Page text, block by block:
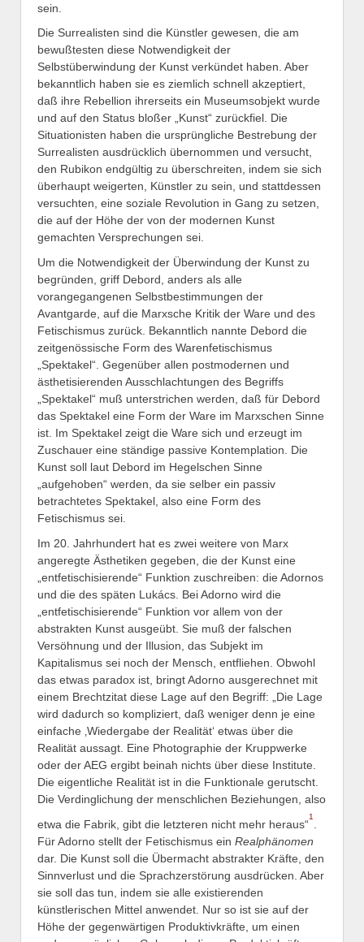
sein.
Die Surrealisten sind die Künstler gewesen, die am
bewußtesten diese Notwendigkeit der
Selbstüberwindung der Kunst verkündet haben. Aber
bekanntlich haben sie es ziemlich schnell akzeptiert,
daß ihre Rebellion ihrerseits ein Museumsobjekt wurde
und auf den Status bloßer „Kunst“ zurückfiel. Die
Situationisten haben die ursprüngliche Bestrebung der
Surrealisten ausdrücklich übernommen und versucht,
den Rubikon endgültig zu überschreiten, indem sie sich
überhaupt weigerten, Künstler zu sein, und stattdessen
versuchten, eine soziale Revolution in Gang zu setzen,
die auf der Höhe der von der modernen Kunst
gemachten Versprechungen sei.
Um die Notwendigkeit der Überwindung der Kunst zu
begründen, griff Debord, anders als alle
vorangegangenen Selbstbestimmungen der
Avantgarde, auf die Marxsche Kritik der Ware und des
Fetischismus zurück. Bekanntlich nannte Debord die
zeitgenössische Form des Warenfetischismus
„Spektakel“. Gegenüber allen postmodernen und
ästhetisierenden Ausschlachtungen des Begriffs
„Spektakel“ muß unterstrichen werden, daß für Debord
das Spektakel eine Form der Ware im Marxschen Sinne
ist. Im Spektakel zeigt die Ware sich und erzeugt im
Zuschauer eine ständige passive Kontemplation. Die
Kunst soll laut Debord im Hegelschen Sinne
„aufgehoben“ werden, da sie selber ein passiv
betrachtetes Spektakel, also eine Form des
Fetischismus sei.
Im 20. Jahrhundert hat es zwei weitere von Marx
angeregte Ästhetiken gegeben, die der Kunst eine
„entfetischisierende“ Funktion zuschreiben: die Adornos
und die des späten Lukács. Bei Adorno wird die
„entfetischisierende“ Funktion vor allem von der
abstrakten Kunst ausgeübt. Sie muß der falschen
Versöhnung und der Illusion, das Subjekt im
Kapitalismus sei noch der Mensch, entfliehen. Obwohl
das etwas paradox ist, bringt Adorno ausgerechnet mit
einem Brechtzitat diese Lage auf den Begriff: „Die Lage
wird dadurch so kompliziert, daß weniger denn je eine
einfache ‚Wiedergabe der Realität‘ etwas über die
Realität aussagt. Eine Photographie der Kruppwerke
oder der AEG ergibt beinah nichts über diese Institute.
Die eigentliche Realität ist in die Funktionale gerutscht.
Die Verdinglichung der menschlichen Beziehungen, also
etwa die Fabrik, gibt die letzteren nicht mehr heraus“
1
Für Adorno stellt der Fetischismus ein Realphänomen
dar. Die Kunst soll die Übermacht abstrakter Kräfte, den
Sinnverlust und die Sprachzerstörung ausdrücken. Aber
sie soll das tun, indem sie alle existierenden
künstlerischen Mittel anwendet. Nur so ist sie auf der
Höhe der gegenwärtigen Produktivkräfte, um einen